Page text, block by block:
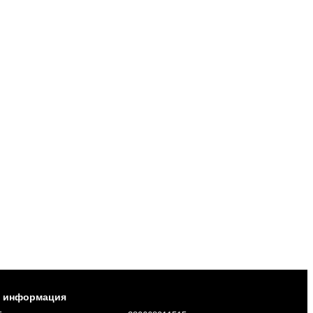
информация